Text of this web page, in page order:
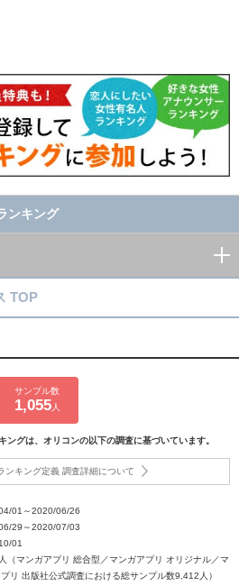
ンキング
TOP
サンプル数
1,055人
ングは、オリコンの以下の調査に基づいています。
ンキング定義 調査詳細について
01～2020/06/26
29～2020/07/03
01
（マンガアプリ 総合型／マンガアプリ オリジナル／マ
リ 出版社公式調査における総サンプル数9,412人）